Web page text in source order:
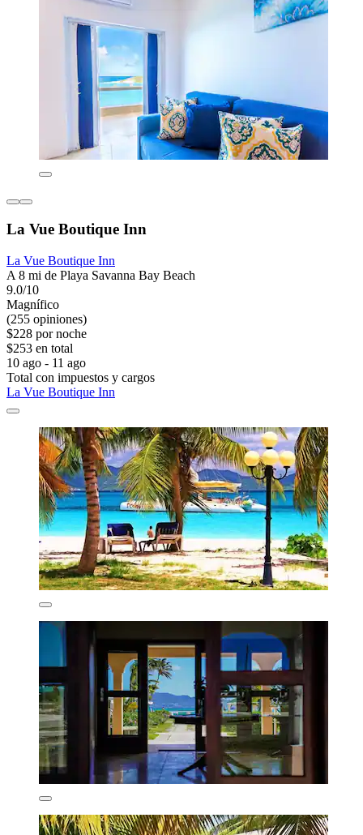
La Vue Boutique Inn
La Vue Boutique Inn
A 8 mi de Playa Savanna Bay Beach
9.0/10
Magnífico
(255 opiniones)
$228 por noche
$253 en total
10 ago - 11 ago
Total con impuestos y cargos
La Vue Boutique Inn